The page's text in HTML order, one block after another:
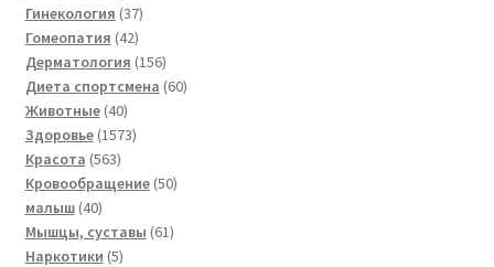
товара
Гинекология 3737
товаров
Гомеопатия 4242
товара
Дерматология 156156
товаров
Диета спортсмена 6060
Животные 4040
товаров
Здоровье 15731573
Красота 563563
товара
Кровообращение 5050
малыш 4040
товаров
Мышцы, суставы 6161
Наркотики 55